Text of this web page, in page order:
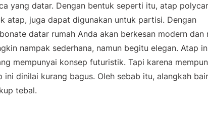
yang datar. Dengan bentuk seperti itu, atap
atap, juga dapat digunakan untuk partisi. Dengan
datar rumah Anda akan berkesan modern dan
nampak sederhana, namun begitu elegan. Atap
mempunyai konsep futuristik. Tapi karena
ini dinilai kurang bagus. Oleh sebab itu, alangkah
tebal.